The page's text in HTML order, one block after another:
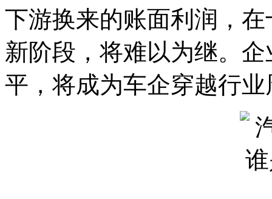
下游换来的账面利润，
新阶段，将难以为继。
平，将成为车企穿越行